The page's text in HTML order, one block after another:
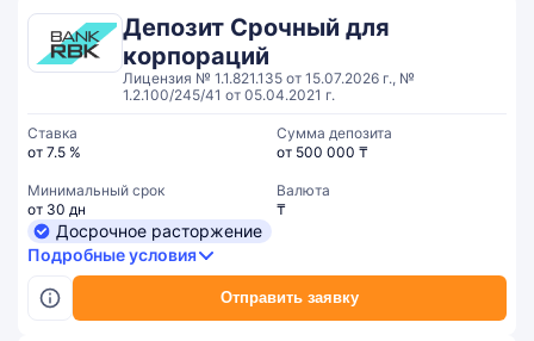
Депозит Срочный для
корпораций
Лицензия № 1.1.821.135 от 15.07.2026 г., №
1.2.100/245/41 от 05.04.2021 г.
Отправить заявку
Ставка
от 7.5 %
Сумма депозита
от 500 000 ₸
Минимальный срок
от 30 дн
Валюта
₸
Досрочное расторжение
Подробные условия